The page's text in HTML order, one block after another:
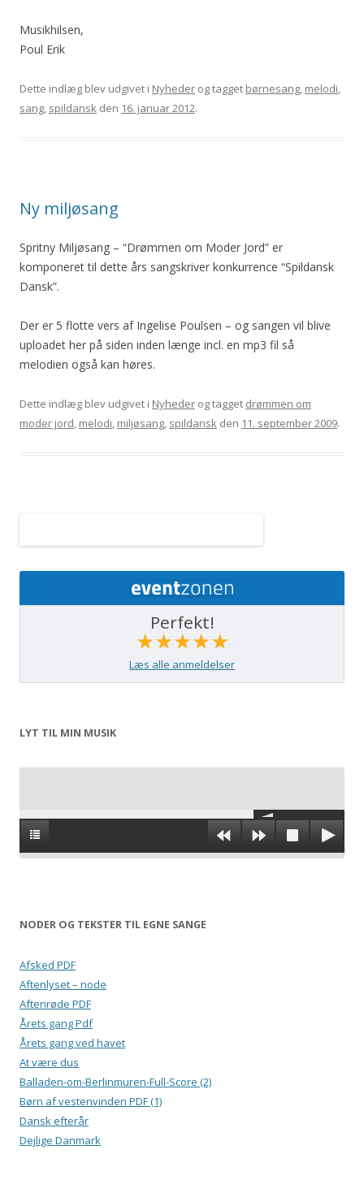
Musikhilsen,
Poul Erik
Dette indlæg blev udgivet i Nyheder og tagget børnesang, melodi,
sang, spildansk den 16. januar 2012.
Ny miljøsang
Spritny Miljøsang – “Drømmen om Moder Jord” er
komponeret til dette års sangskriver konkurrence “Spildansk
Dansk”.
Der er 5 flotte vers af Ingelise Poulsen – og sangen vil blive
uploadet her på siden inden længe incl. en mp3 fil så
melodien også kan høres.
Dette indlæg blev udgivet i Nyheder og tagget drømmen om
moder jord, melodi, miljøsang, spildansk den 11. september 2009.
Perfekt!
★★★★★
Læs alle anmeldelser
LYT TIL MIN MUSIK
NODER OG TEKSTER TIL EGNE SANGE
Afsked PDF
Aftenlyset – node
Aftenrøde PDF
Årets gang Pdf
Årets gang ved havet
At være dus
Balladen-om-Berlinmuren-Full-Score (2)
Børn af vestenvinden PDF (1)
Dansk efterår
Dejlige Danmark